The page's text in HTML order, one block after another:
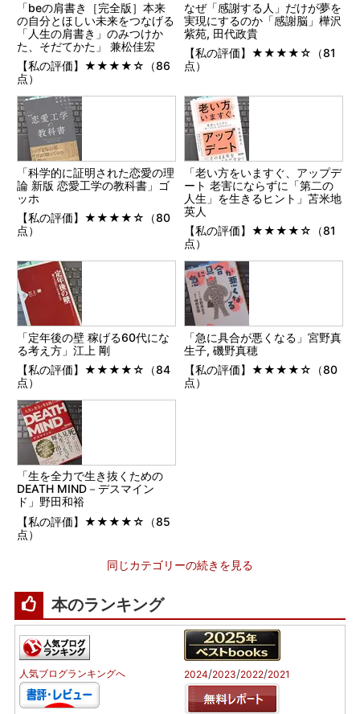
「beの肩書き［完全版］本来
の自分とほしい未来をつなげる
「人生の肩書き」のみつけか
た、そだてかた」 兼松佳宏
【私の評価】★★★★☆（86
点）
なぜ「感謝する人」だけが夢を
実現にするのか「感謝脳」樺沢
紫苑, 田代政貴
【私の評価】★★★★☆（81
点）
「科学的に証明された恋愛の理
論 新版 恋愛工学の教科書」ゴ
ッホ
【私の評価】★★★★☆（80
点）
「老い方をいますぐ、アップデ
ート 老害にならずに「第二の
人生」を生きるヒント」苫米地
英人
【私の評価】★★★★☆（81
点）
「定年後の壁 稼げる60代にな
る考え方」江上 剛
【私の評価】★★★★☆（84
点）
「急に具合が悪くなる」宮野真
生子, 磯野真穂
【私の評価】★★★★☆（80
点）
「生を全力で生き抜くための
DEATH MIND－デスマイン
ド」野田和裕
【私の評価】★★★★☆（85
点）
同じカテゴリーの続きを見る
本のランキング
人気ブログランキングへ 2024/2023/2022/2021